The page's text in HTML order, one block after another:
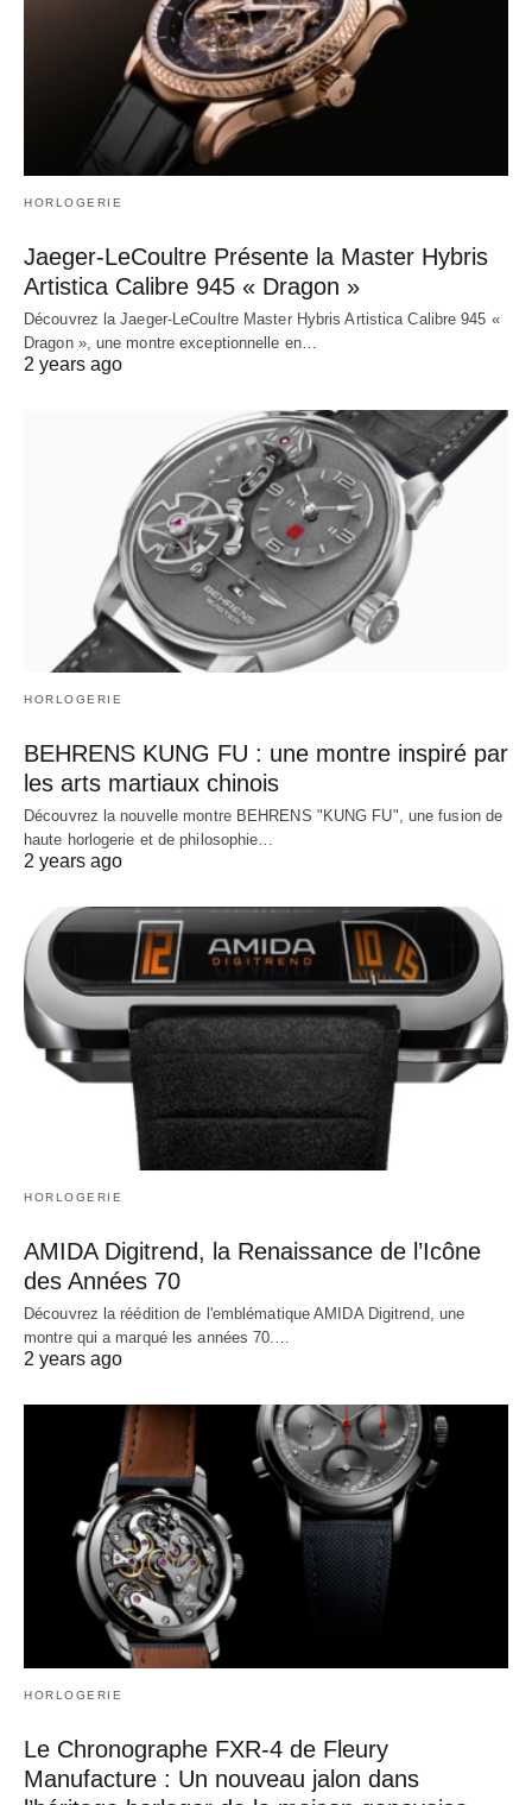
HORLOGERIE
Jaeger-LeCoultre Présente la Master Hybris
Artistica Calibre 945 « Dragon »
Découvrez la Jaeger-LeCoultre Master Hybris Artistica Calibre 945 «
Dragon », une montre exceptionnelle en…
2 years ago
HORLOGERIE
BEHRENS KUNG FU : une montre inspiré par
les arts martiaux chinois
Découvrez la nouvelle montre BEHRENS "KUNG FU", une fusion de
haute horlogerie et de philosophie…
2 years ago
HORLOGERIE
AMIDA Digitrend, la Renaissance de l’Icône
des Années 70
Découvrez la réédition de l'emblématique AMIDA Digitrend, une
montre qui a marqué les années 70.…
2 years ago
HORLOGERIE
Le Chronographe FXR-4 de Fleury
Manufacture : Un nouveau jalon dans